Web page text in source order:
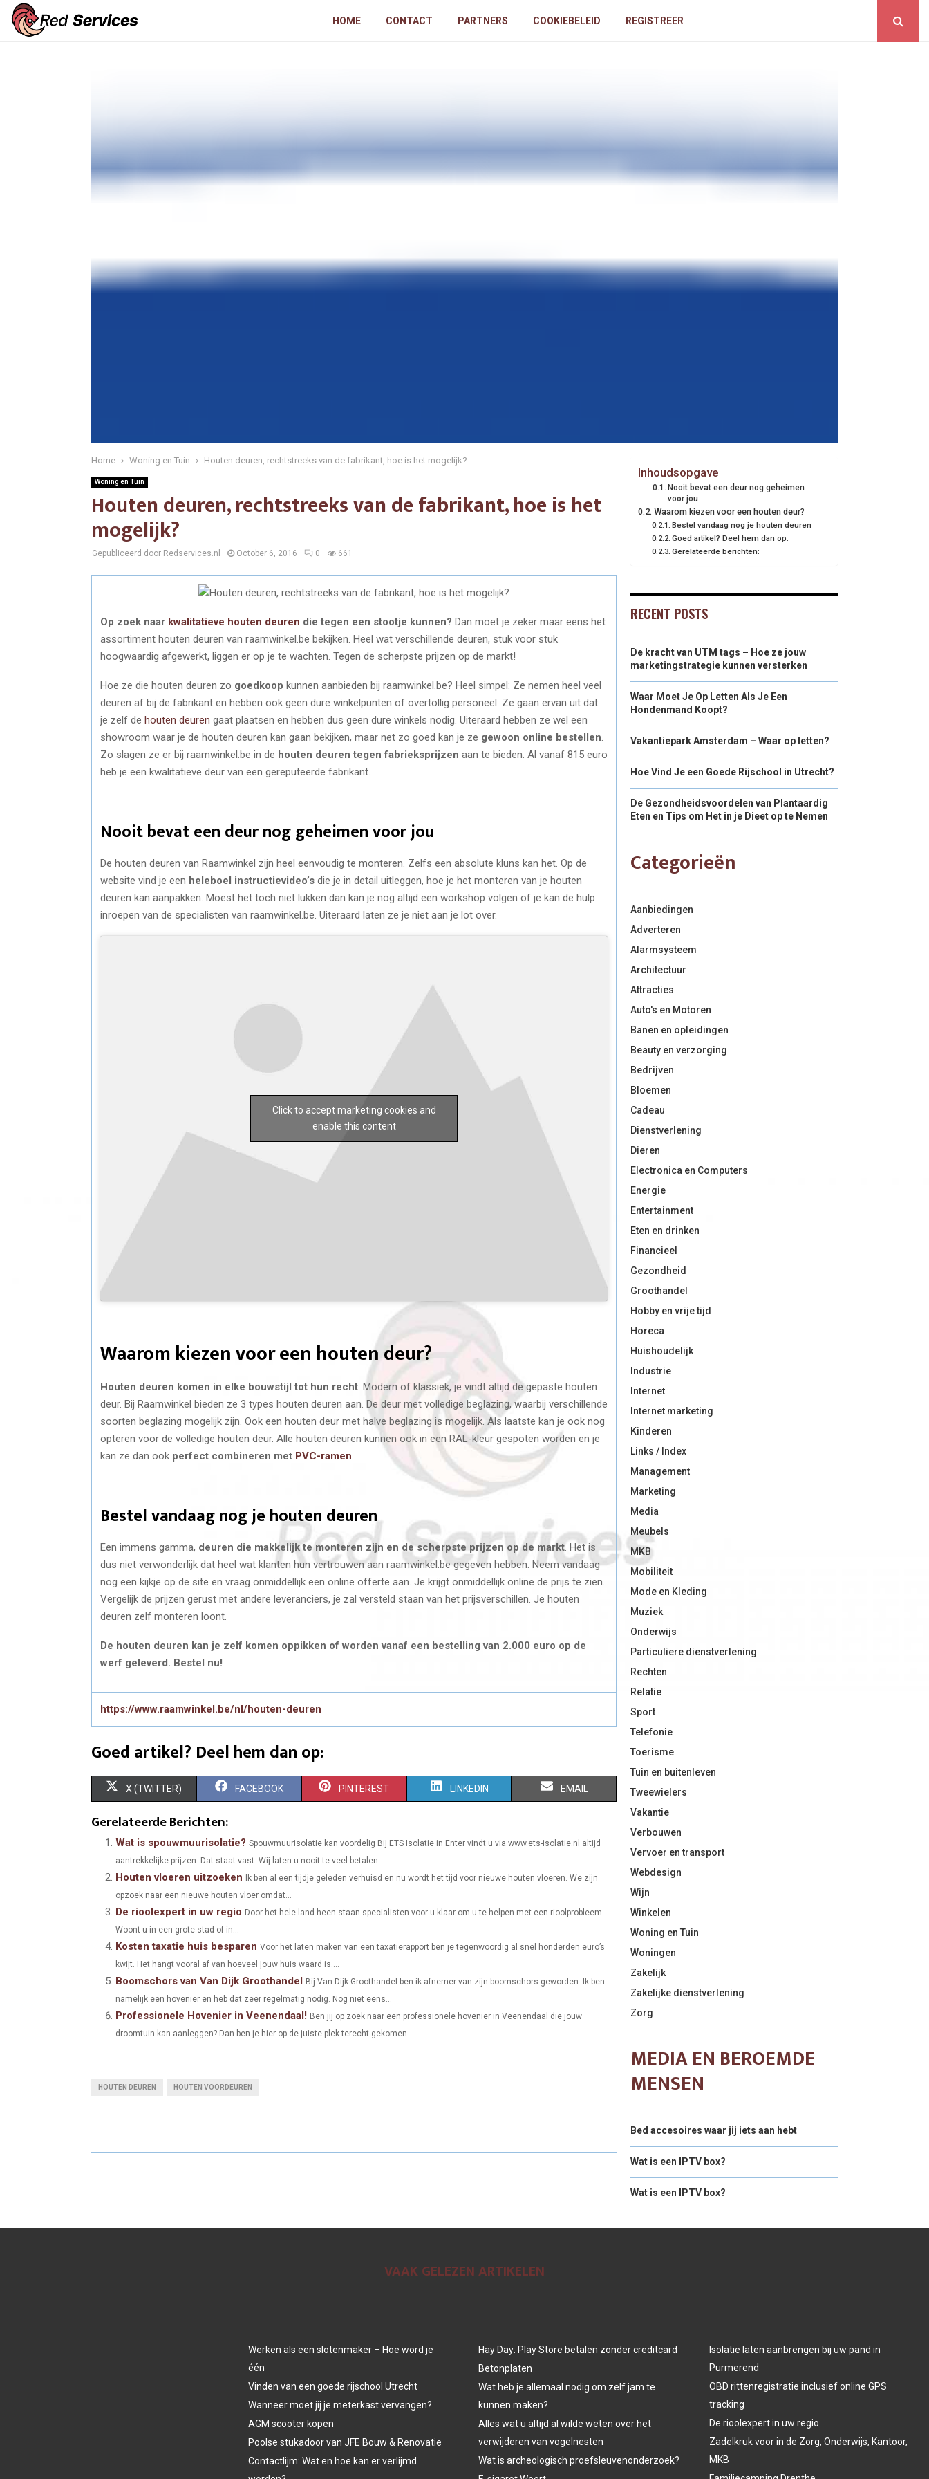
HOME CONTACT PARTNERS COOKIEBELEID REGISTREER
Home Woning en Tuin Houten deuren, rechtstreeks van de fabrikant, hoe is het mogelijk?
Woning en Tuin
Houten deuren, rechtstreeks van de fabrikant, hoe is het
mogelijk?
Gepubliceerd door Redservices.nl October 6, 2016 0 661
Op zoek naar kwalitatieve houten deuren die tegen een stootje kunnen? Dan moet je zeker maar eens het
assortiment houten deuren van raamwinkel.be bekijken. Heel wat verschillende deuren, stuk voor stuk
hoogwaardig afgewerkt, liggen er op je te wachten. Tegen de scherpste prijzen op de markt!
Hoe ze die houten deuren zo goedkoop kunnen aanbieden bij raamwinkel.be? Heel simpel: Ze nemen heel veel
deuren af bij de fabrikant en hebben ook geen dure winkelpunten of overtollig personeel. Ze gaan ervan uit dat
je zelf de houten deuren gaat plaatsen en hebben dus geen dure winkels nodig. Uiteraard hebben ze wel een
showroom waar je de houten deuren kan gaan bekijken, maar net zo goed kan je ze gewoon online bestellen
Zo slagen ze er bij raamwinkel.be in de houten deuren tegen fabrieksprijzen aan te bieden. Al vanaf 815 euro
heb je een kwalitatieve deur van een gereputeerde fabrikant.
Nooit bevat een deur nog geheimen voor jou
De houten deuren van Raamwinkel zijn heel eenvoudig te monteren. Zelfs een absolute kluns kan het. Op de
website vind je een heleboel instructievideo’s die je in detail uitleggen, hoe je het monteren van je houten
deuren kan aanpakken. Moest het toch niet lukken dan kan je nog altijd een workshop volgen of je kan de hulp
inroepen van de specialisten van raamwinkel.be. Uiteraard laten ze je niet aan je lot over.
Click to accept marketing cookies and
enable this content
Waarom kiezen voor een houten deur?
Houten deuren komen in elke bouwstijl tot hun recht. Modern of klassiek, je vindt altijd de gepaste houten
deur. Bij Raamwinkel bieden ze 3 types houten deuren aan. De deur met volledige beglazing, waarbij verschillende
soorten beglazing mogelijk zijn. Ook een houten deur met halve beglazing is mogelijk. Als laatste kan je ook nog
opteren voor de volledige houten deur. Alle houten deuren kunnen ook in een RAL-kleur gespoten worden en je
kan ze dan ook perfect combineren met PVC-ramen.
Bestel vandaag nog je houten deuren
Een immens gamma, deuren die makkelijk te monteren zijn en de scherpste prijzen op de markt. Het is
dus niet verwonderlijk dat heel wat klanten hun vertrouwen aan raamwinkel.be gegeven hebben. Neem vandaag
nog een kijkje op de site en vraag onmiddellijk een online offerte aan. Je krijgt onmiddellijk online de prijs te zien.
Vergelijk de prijzen gerust met andere leveranciers, je zal versteld staan van het prijsverschillen. Je houten
deuren zelf monteren loont.
De houten deuren kan je zelf komen oppikken of worden vanaf een bestelling van 2.000 euro op de
werf geleverd. Bestel nu!
https://www.raamwinkel.be/nl/houten-deuren
Goed artikel? Deel hem dan op:
S
A
R
O
X (TWITTER) S
R
O
FACEBOOK S
R
O
PINTEREST S
A
O
LINKEDIN S
A
O
EMAIL
Gerelateerde Berichten:
Wat is spouwmuurisolatie? Spouwmuurisolatie kan voordelig Bij ETS Isolatie in Enter vindt u via www.ets-isolatie.nl altijd
aantrekkelijke prijzen. Dat staat vast. Wij laten u nooit te veel betalen....
Houten vloeren uitzoeken Ik ben al een tijdje geleden verhuisd en nu wordt het tijd voor nieuwe houten vloeren. We zijn
opzoek naar een nieuwe houten vloer omdat...
De rioolexpert in uw regio Door het hele land heen staan specialisten voor u klaar om u te helpen met een rioolprobleem.
Woont u in een grote stad of in...
Kosten taxatie huis besparen Voor het laten maken van een taxatierapport ben je tegenwoordig al snel honderden euro’s
kwijt. Het hangt vooral af van hoeveel jouw huis waard is....
Boomschors van Van Dijk Groothandel Bij Van Dijk Groothandel ben ik afnemer van zijn boomschors geworden. Ik ben
namelijk een hovenier en heb dat zeer regelmatig nodig. Nog niet eens...
Professionele Hovenier in Veenendaal! Ben jij op zoek naar een professionele hovenier in Veenendaal die jouw
droomtuin kan aanleggen? Dan ben je hier op de juiste plek terecht gekomen....
HOUTEN DEUREN HOUTEN VOORDEUREN
Inhoudsopgave
Nooit bevat een deur nog geheimen
voor jou
Waarom kiezen voor een houten deur?
Bestel vandaag nog je houten deuren
Goed artikel? Deel hem dan op:
Gerelateerde berichten:
RECENT POSTS
De kracht van UTM tags – Hoe ze jouw
marketingstrategie kunnen versterken
Waar Moet Je Op Letten Als Je Een
Hondenmand Koopt?
Vakantiepark Amsterdam – Waar op letten?
Hoe Vind Je een Goede Rijschool in Utrecht?
De Gezondheidsvoordelen van Plantaardig
Eten en Tips om Het in je Dieet op te Nemen
Categorieën
Aanbiedingen
Adverteren
Alarmsysteem
Architectuur
Attracties
Auto's en Motoren
Banen en opleidingen
Beauty en verzorging
Bedrijven
Bloemen
Cadeau
Dienstverlening
Dieren
Electronica en Computers
Energie
Entertainment
Eten en drinken
Financieel
Gezondheid
Groothandel
Hobby en vrije tijd
Horeca
Huishoudelijk
Industrie
Internet
Internet marketing
Kinderen
Links / Index
Management
Marketing
Media
Meubels
MKB
Mobiliteit
Mode en Kleding
Muziek
Onderwijs
Particuliere dienstverlening
Rechten
Relatie
Sport
Telefonie
Toerisme
Tuin en buitenleven
Tweewielers
Vakantie
Verbouwen
Vervoer en transport
Webdesign
Wijn
Winkelen
Woning en Tuin
Woningen
Zakelijk
Zakelijke dienstverlening
Zorg
MEDIA EN BEROEMDE
MENSEN
Bed accesoires waar jij iets aan hebt
Wat is een IPTV box?
Wat is een IPTV box?
VAAK GELEZEN ARTIKELEN
Werken als een slotenmaker – Hoe word je
één
Vinden van een goede rijschool Utrecht
Wanneer moet jij je meterkast vervangen?
AGM scooter kopen
Poolse stukadoor van JFE Bouw & Renovatie
Contactlijm: Wat en hoe kan er verlijmd
Hay Day: Play Store betalen zonder creditcard
Betonplaten
Wat heb je allemaal nodig om zelf jam te
kunnen maken?
Alles wat u altijd al wilde weten over het
verwijderen van vogelnesten
Wat is archeologisch proefsleuvenonderzoek?
Isolatie laten aanbrengen bij uw pand in
Purmerend
OBD rittenregistratie inclusief online GPS
tracking
De rioolexpert in uw regio
Zadelkruk voor in de Zorg, Onderwijs, Kantoor,
MKB